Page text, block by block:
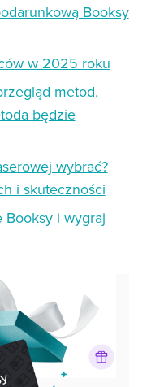
Booksy
w 2025 roku
metod,
będzie
wybrać?
i skuteczności
Booksy i wygraj